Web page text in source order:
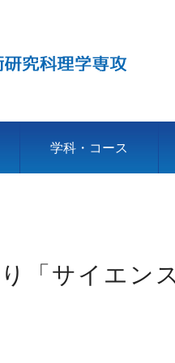
学科・コース
「サイエン